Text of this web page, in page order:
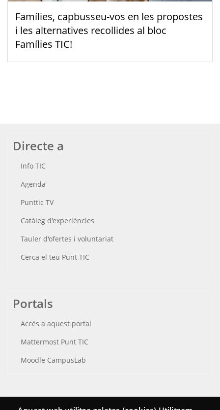
Famílies, capbusseu-vos en les propostes
i les alternatives recollides al bloc
Famílies TIC!
Directe a
Info TIC
Agenda
Punttic TV
Catàleg d'experiències
Tauler d'ofertes i voluntariat
Cerca el teu Punt TIC
Portals
Accés a aquest portal
Mattermost Punt TIC
Moodle CampusLab
Connecta